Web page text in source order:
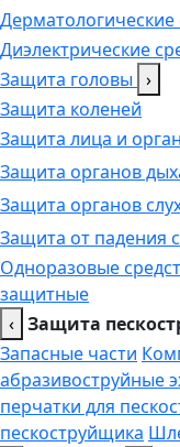
Дерматологические
Диэлектрические
Защита головы ›
Защита коленей
Защита лица и
Защита органов
Защита органов
Защита от падения
Одноразовые
защитные
‹ Защита
Запасные части
абразивоструйные
перчатки для
пескоструйщика